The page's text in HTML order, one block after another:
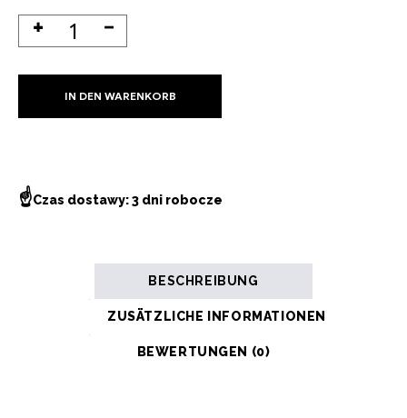
IN DEN WARENKORB
☝Czas dostawy: 3 dni robocze
BESCHREIBUNG
ZUSÄTZLICHE INFORMATIONEN
BEWERTUNGEN (0)